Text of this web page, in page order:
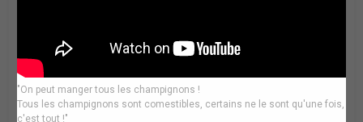
"On peut manger tous les champignons !
Tous les champignons sont comestibles, certains ne le sont qu'une fois,
c'est tout !"